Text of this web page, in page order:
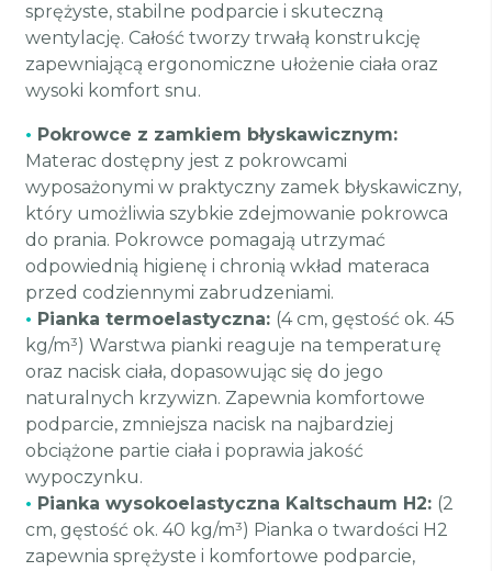
sprężyste, stabilne podparcie i skuteczną
wentylację. Całość tworzy trwałą konstrukcję
zapewniającą ergonomiczne ułożenie ciała oraz
wysoki komfort snu.
• Pokrowce z zamkiem błyskawicznym:
Materac dostępny jest z pokrowcami
wyposażonymi w praktyczny zamek błyskawiczny,
który umożliwia szybkie zdejmowanie pokrowca
do prania. Pokrowce pomagają utrzymać
odpowiednią higienę i chronią wkład materaca
przed codziennymi zabrudzeniami.
• Pianka termoelastyczna: (4 cm, gęstość ok. 45
kg/m³) Warstwa pianki reaguje na temperaturę
oraz nacisk ciała, dopasowując się do jego
naturalnych krzywizn. Zapewnia komfortowe
podparcie, zmniejsza nacisk na najbardziej
obciążone partie ciała i poprawia jakość
wypoczynku.
• Pianka wysokoelastyczna Kaltschaum H2: (2
cm, gęstość ok. 40 kg/m³) Pianka o twardości H2
zapewnia sprężyste i komfortowe podparcie,